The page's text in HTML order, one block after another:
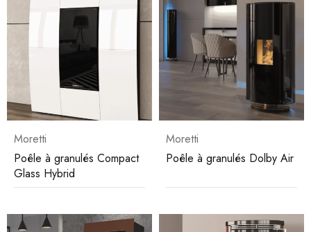
Moretti
Poêle à granulés Compact
Glass Hybrid
Moretti
Poêle à granulés Dolby Air